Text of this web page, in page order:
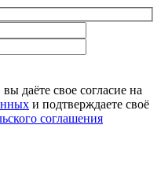
даёте свое согласие на
и подтверждаете своё
соглашения